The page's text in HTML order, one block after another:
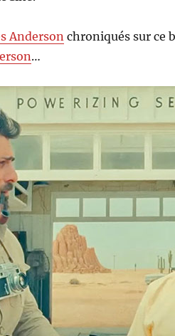
Anderson chroniqués sur ce
…